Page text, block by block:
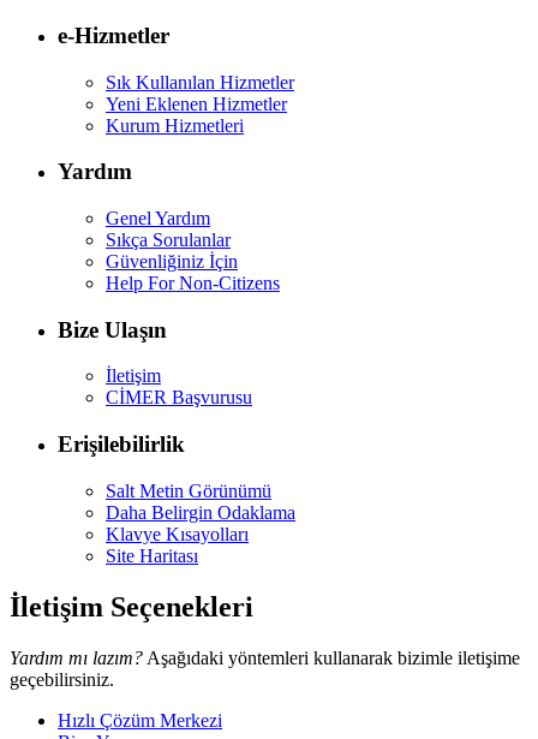
e-Hizmetler
Sık Kullanılan Hizmetler
Yeni Eklenen Hizmetler
Kurum Hizmetleri
Yardım
Genel Yardım
Sıkça Sorulanlar
Güvenliğiniz İçin
Help For Non-Citizens
Bize Ulaşın
İletişim
CİMER Başvurusu
Erişilebilirlik
Salt Metin Görünümü
Daha Belirgin Odaklama
Klavye Kısayolları
Site Haritası
İletişim Seçenekleri
Yardım mı lazım? Aşağıdaki yöntemleri kullanarak bizimle iletişime
geçebilirsiniz.
Hızlı Çözüm Merkezi